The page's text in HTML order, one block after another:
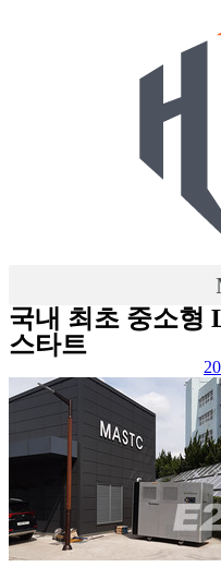
국내 최초 중소형
스타트